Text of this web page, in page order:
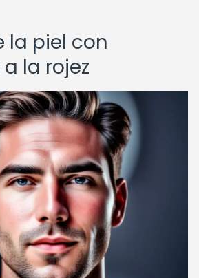
la piel con
la rojez